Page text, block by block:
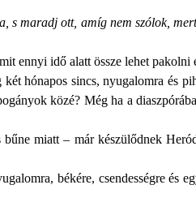
maradj ott, amíg nem szólok,
ennyi idő alatt össze lehet pakolni
hónapos sincs, nyugalomra és
közé? Még ha a
miatt – már készülődnek
békére, csendességre és